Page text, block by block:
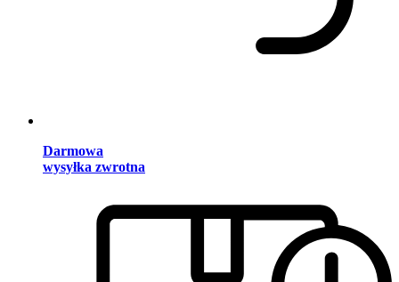
Darmowa
wysyłka zwrotna